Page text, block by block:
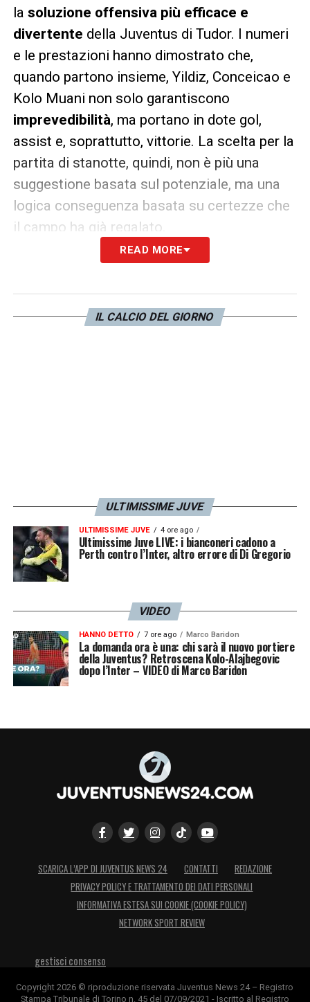
la soluzione offensiva più efficace e
divertente della Juventus di Tudor. I numeri
e le prestazioni hanno dimostrato che,
quando partono insieme, Yildiz, Conceicao e
Kolo Muani non solo garantiscono
imprevedibilità, ma portano in dote gol,
assist e, soprattutto, vittorie. La scelta per la
partita di stanotte, quindi, non è più una
suggestione basata sul potenziale, ma una
logica conseguenza basata su certezze che
il campo ha già regalato.
READ MORE
IL CALCIO DEL GIORNO
ULTIMISSIME JUVE
ULTIMISSIME JUVE 4 ore ago
Ultimissime Juve LIVE: i bianconeri cadono a
Perth contro l’Inter, altro errore di Di Gregorio
VIDEO
HANNO DETTO 7 ore ago Marco Baridon
La domanda ora è una: chi sarà il nuovo portiere
della Juventus? Retroscena Kolo-Alajbegovic
dopo l’Inter – VIDEO di Marco Baridon
SCARICA L’APP DI JUVENTUS NEWS 24 CONTATTI
REDAZIONE
PRIVACY POLICY E TRATTAMENTO DEI DATI PERSONALI
INFORMATIVA ESTESA SUI COOKIE (COOKIE POLICY)
NETWORK SPORT REVIEW
gestisci consenso
Copyright 2026 © riproduzione riservata Juventus News 24 – Registro
Stampa Tribunale di Torino n. 45 del 07/09/2021 - Iscritto al Registro